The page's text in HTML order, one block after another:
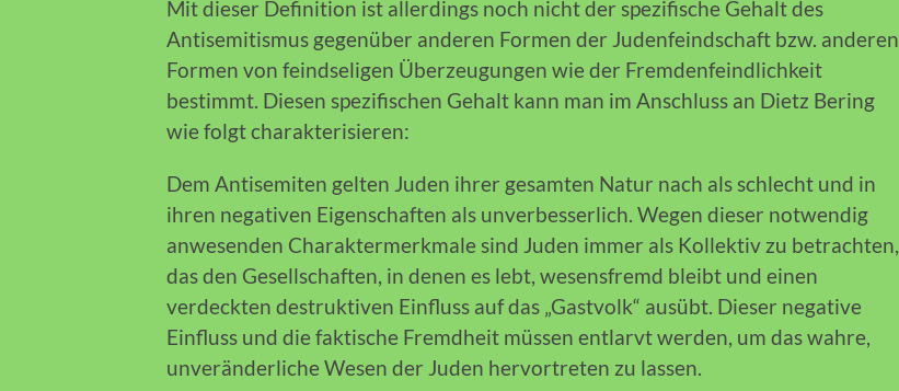
Mit dieser Definition ist allerdings noch nicht der spezifische Gehalt des
Antisemitismus gegenüber anderen Formen der Judenfeindschaft bzw. anderen
Formen von feindseligen Überzeugungen wie der Fremdenfeindlichkeit
bestimmt. Diesen spezifischen Gehalt kann man im Anschluss an Dietz Bering
wie folgt charakterisieren:
Dem Antisemiten gelten Juden ihrer gesamten Natur nach als schlecht und in
ihren negativen Eigenschaften als unverbesserlich. Wegen dieser notwendig
anwesenden Charaktermerkmale sind Juden immer als Kollektiv zu betrachten,
das den Gesellschaften, in denen es lebt, wesensfremd bleibt und einen
verdeckten destruktiven Einfluss auf das „Gastvolk“ ausübt. Dieser negative
Einfluss und die faktische Fremdheit müssen entlarvt werden, um das wahre,
unveränderliche Wesen der Juden hervortreten zu lassen.